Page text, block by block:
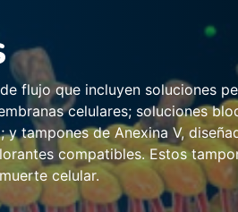
flujo que incluyen soluciones
celulares; soluciones
tampones de Anexina V,
compatibles. Estos
celular.